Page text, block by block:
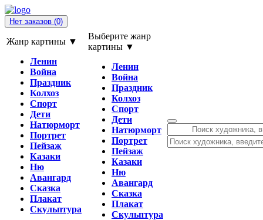
Нет заказов (0)
Жанр картины ▼
Ленин
Война
Праздник
Колхоз
Спорт
Дети
Натюрморт
Портрет
Пейзаж
Казаки
Ню
Авангард
Сказка
Плакат
Скульптура
Выберите жанр
картины ▼
Ленин
Война
Праздник
Колхоз
Спорт
Дети
Натюрморт
Портрет
Пейзаж
Казаки
Ню
Авангард
Сказка
Плакат
Скульптура